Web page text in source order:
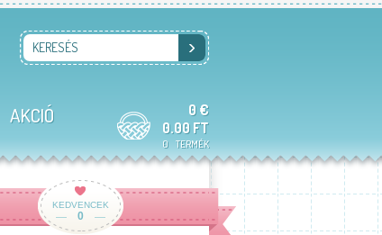
0 €
0.00 FT
0 TERMÉK
AKCIÓ
KERESÉS
KEDVENCEK
0